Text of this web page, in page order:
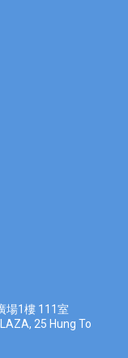
場1樓 111室
25 Hung To